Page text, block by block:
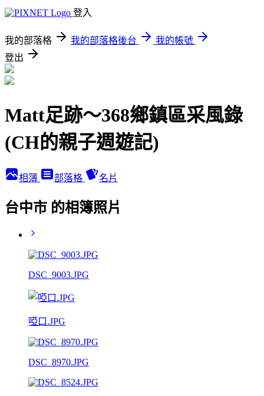
登入
我的部落格 我的部落格後台
我的帳號
登出
Matt足跡～368鄉鎮區采風錄
(CH的親子週遊記)
相簿 部落格 名片
台中市 的相簿照片
DSC_9003.JPG
啞口.JPG
DSC_8970.JPG